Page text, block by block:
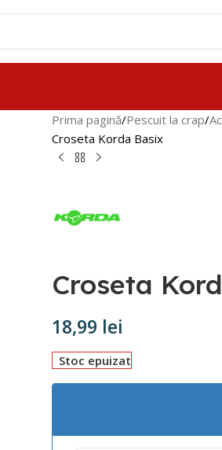
Prima pagină Pescuit la crap
Croseta Korda Basix
Croseta
18,99 lei
Stoc epuizat